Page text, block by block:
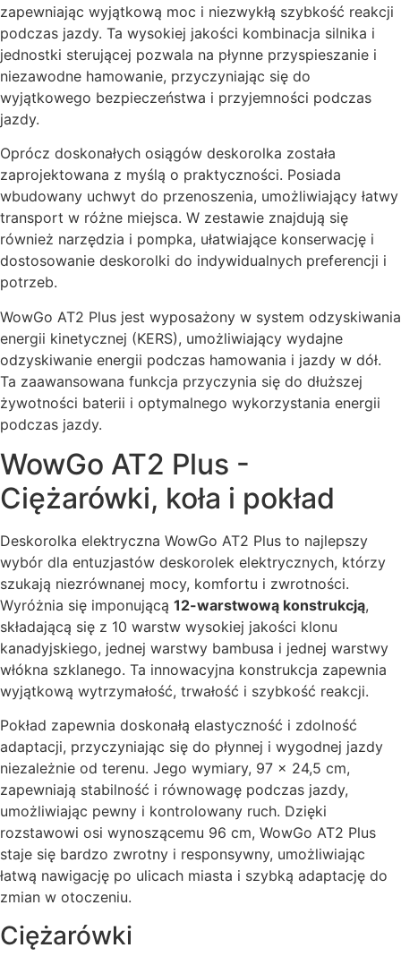
zapewniając wyjątkową moc i niezwykłą szybkość reakcji
podczas jazdy. Ta wysokiej jakości kombinacja silnika i
jednostki sterującej pozwala na płynne przyspieszanie i
niezawodne hamowanie, przyczyniając się do
wyjątkowego bezpieczeństwa i przyjemności podczas
jazdy.
Oprócz doskonałych osiągów deskorolka została
zaprojektowana z myślą o praktyczności. Posiada
wbudowany uchwyt do przenoszenia, umożliwiający łatwy
transport w różne miejsca. W zestawie znajdują się
również narzędzia i pompka, ułatwiające konserwację i
dostosowanie deskorolki do indywidualnych preferencji i
potrzeb.
WowGo AT2 Plus jest wyposażony w system odzyskiwania
energii kinetycznej (KERS), umożliwiający wydajne
odzyskiwanie energii podczas hamowania i jazdy w dół.
Ta zaawansowana funkcja przyczynia się do dłuższej
żywotności baterii i optymalnego wykorzystania energii
podczas jazdy.
WowGo AT2 Plus -
Ciężarówki, koła i pokład
Deskorolka elektryczna WowGo AT2 Plus to najlepszy
wybór dla entuzjastów deskorolek elektrycznych, którzy
szukają niezrównanej mocy, komfortu i zwrotności.
Wyróżnia się imponującą 12-warstwową konstrukcją,
składającą się z 10 warstw wysokiej jakości klonu
kanadyjskiego, jednej warstwy bambusa i jednej warstwy
włókna szklanego. Ta innowacyjna konstrukcja zapewnia
wyjątkową wytrzymałość, trwałość i szybkość reakcji.
Pokład zapewnia doskonałą elastyczność i zdolność
adaptacji, przyczyniając się do płynnej i wygodnej jazdy
niezależnie od terenu. Jego wymiary, 97 x 24,5 cm,
zapewniają stabilność i równowagę podczas jazdy,
umożliwiając pewny i kontrolowany ruch. Dzięki
rozstawowi osi wynoszącemu 96 cm, WowGo AT2 Plus
staje się bardzo zwrotny i responsywny, umożliwiając
łatwą nawigację po ulicach miasta i szybką adaptację do
zmian w otoczeniu.
Ciężarówki